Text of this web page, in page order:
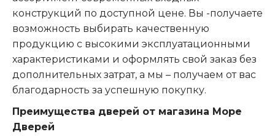
конструкций по доступной цене. Вы -получаете
возможность выбирать качественную
продукцию с высокими эксплуатационными
характеристиками и оформлять свой заказ без
дополнительных затрат, а мы – получаем от вас
благодарность за успешную покупку.
Преимущества дверей от магазина Море
Дверей